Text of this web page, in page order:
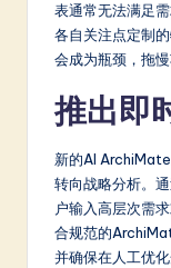
in
A
&
S
o
ft
表通常无法满足
各自关注点定制
会成为瓶颈，拖
推出即
新的AI
转向战略分析。
户输入高层次需
合规范的
并确保在人工优